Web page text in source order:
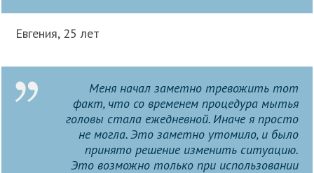
Евгения, 25 лет
Меня начал заметно тревожить тот
факт, что со временем процедура мытья
головы стала ежедневной. Иначе я просто
не могла. Это заметно утомило, и было
принято решение изменить ситуацию.
Это возможно только при использовании